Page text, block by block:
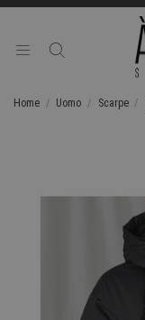
Home Uomo Scarpe